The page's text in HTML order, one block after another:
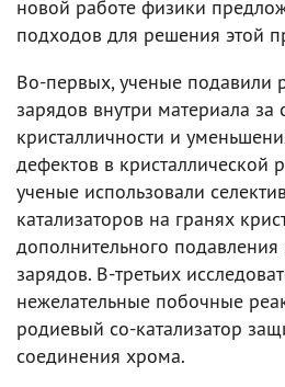
новой работе физики
подходов для решения этой
Во-первых, ученые подавили
зарядов внутри материала за
кристалличности и
дефектов в кристаллической
ученые использовали
катализаторов на гранях
дополнительного
зарядов. В-третьих
нежелательные побочные
родиевый со-катализатор
соединения хрома.